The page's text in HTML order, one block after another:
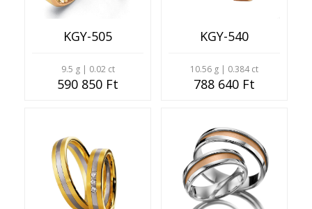
KGY-505
9.5 g | 0.02 ct
590 850 Ft
KGY-540
10.56 g | 0.384 ct
788 640 Ft